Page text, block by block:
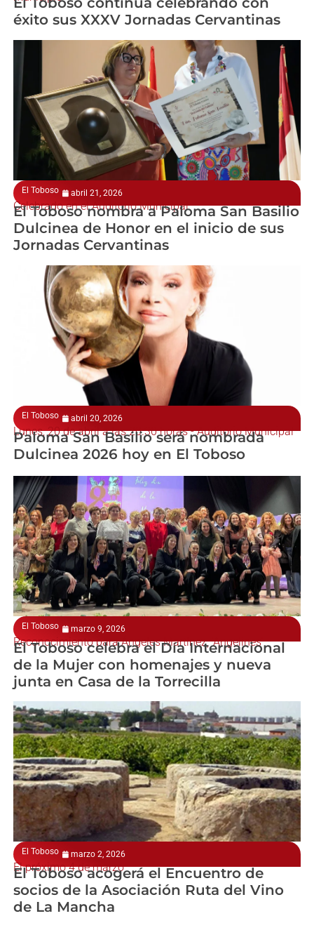
éxito sus XXXV Jornadas Cervantinas
El Toboso abril 21, 2026
Celebrado en el Auditorio Municipal
El Toboso nombra a Paloma San Basilio
Dulcinea de Honor en el inicio de sus
Jornadas Cervantinas
El Toboso abril 20, 2026
Lunes, 20 de abril a las 20.30 horas - Auditorio Municipal
Paloma San Basilio será nombrada
Dulcinea 2026 hoy en El Toboso
El Toboso marzo 9, 2026
Reconocimiento para Ángeles Martínez, 'Angelines'
El Toboso celebra el Día Internacional
de la Mujer con homenajes y nueva
junta en Casa de la Torrecilla
El Toboso marzo 2, 2026
El próximo 4 de marzo
El Toboso acogerá el Encuentro de
socios de la Asociación Ruta del Vino
de La Mancha